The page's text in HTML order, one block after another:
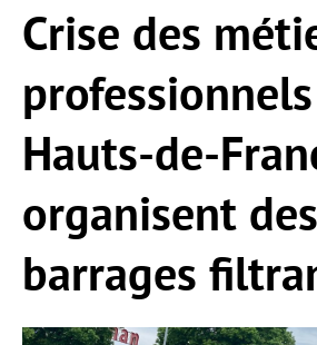
Crise des
Hauts-de-
organisent des
barrages